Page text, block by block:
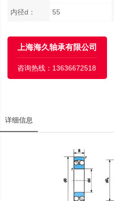
内径d： 55
上海海久轴承有限公司
咨询热线： 13636672518
详细信息